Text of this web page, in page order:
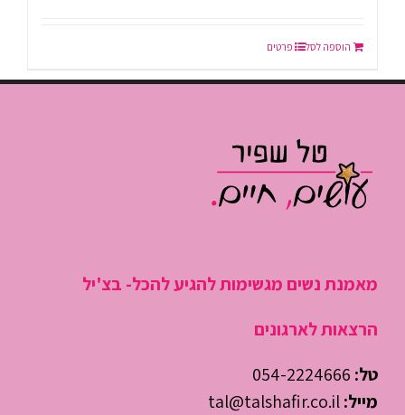
הוספה לסל פרטים
מאמנת נשים מגשימות להגיע להכל- בצ'יל
הרצאות לארגונים
טל: 054-2224666
מייל:tal@talshafir.co.il